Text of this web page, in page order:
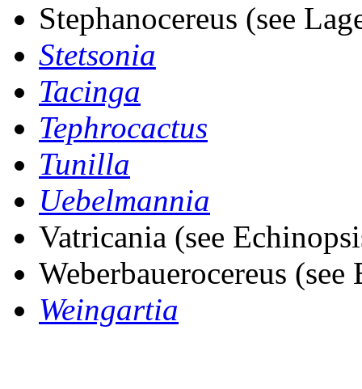
Stephanocereus (see
Stetsonia
Tacinga
Tephrocactus
Tunilla
Uebelmannia
Vatricania (see
Weberbauerocereus
Weingartia